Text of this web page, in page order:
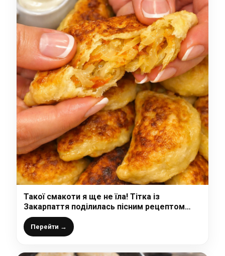
Такої смакоти я ще не їла! Тітка із
Закарпаття поділилась пісним рецептом
“Рипляників” з квашеною капустою!
Перейти →